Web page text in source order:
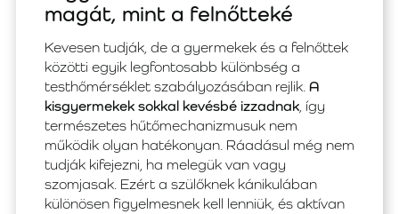
magát, mint a felnőtteké
Kevesen tudják, de a gyermekek és a felnőttek
közötti egyik legfontosabb különbség a
testhőmérséklet szabályozásában rejlik. A
kisgyermekek sokkal kevésbé izzadnak, így
természetes hűtőmechanizmusuk nem
működik olyan hatékonyan. Ráadásul még nem
tudják kifejezni, ha melegük van vagy
szomjasak. Ezért a szülőknek kánikulában
különösen figyelmesnek kell lenniük, és aktívan